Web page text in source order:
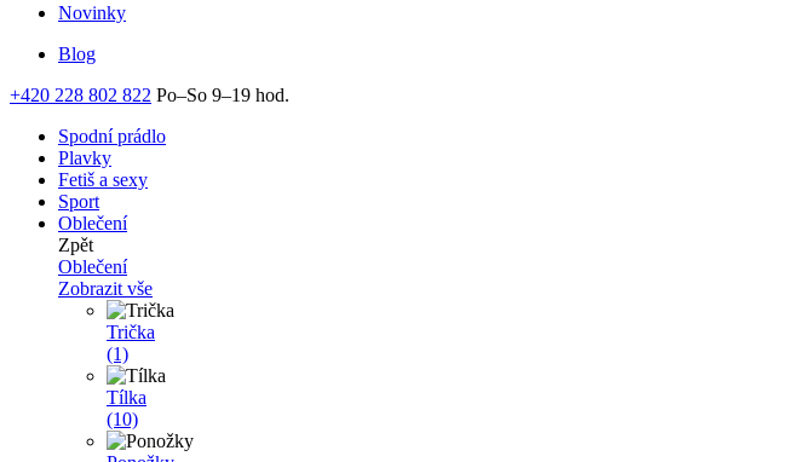
Novinky
Blog
+420 228 802 822 Po–So 9–19 hod.
Spodní prádlo
Plavky
Fetiš a sexy
Sport
Oblečení
Zpět
Oblečení
Zobrazit vše
Trička
(1)
Tílka
(10)